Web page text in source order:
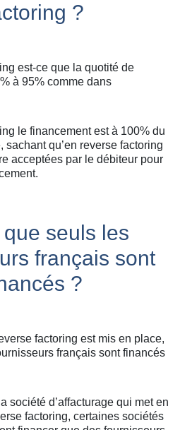
?
est-ce que la quotité de
à 95% comme dans
le financement est à 100% du
sachant qu’en reverse factoring
acceptées par le débiteur pour
seuls les
français sont
?
factoring est mis en place,
français sont financés
société d’affacturage qui met en
factoring, certaines sociétés